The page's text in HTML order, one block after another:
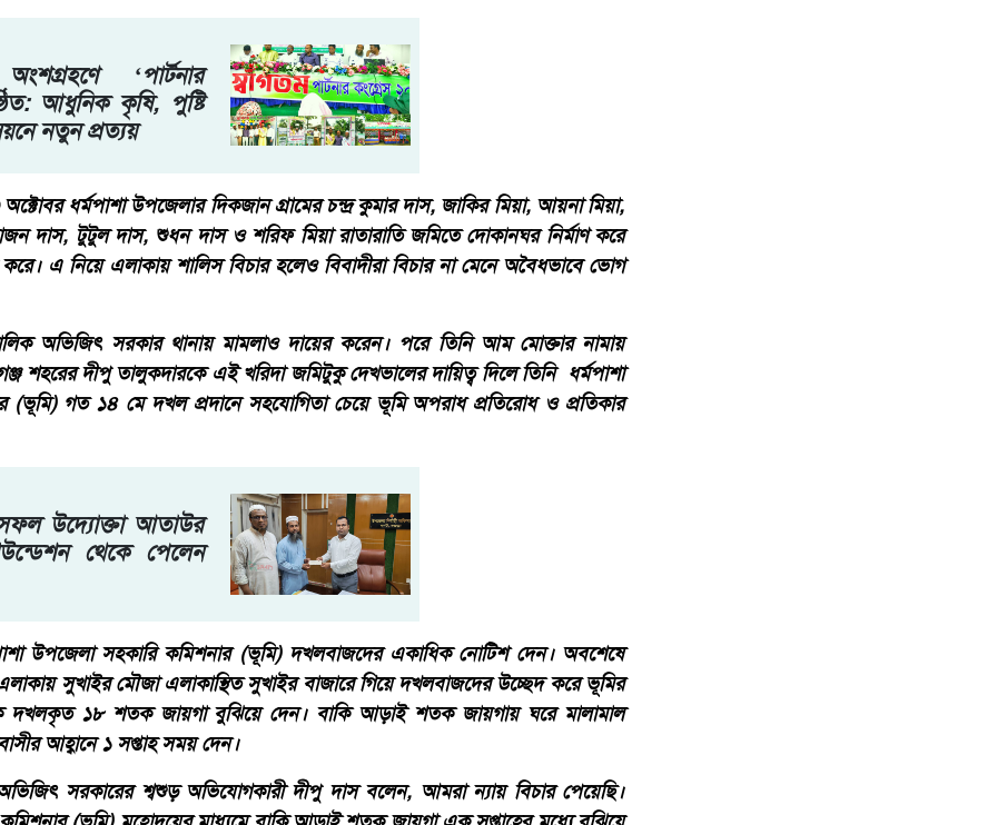
‘পার্টনার
আধুনিক কৃষি, পুষ্টি
নতুন প্রত্যয়
ধর্মপাশা উপজেলার দিকজান গ্রামের চন্দ্র কুমার দাস, জাকির মিয়া, আয়না মিয়া,
দাস, টুটুল দাস, শুধন দাস ও শরিফ মিয়া রাতারাতি জমিতে দোকানঘর নির্মাণ করে
এ নিয়ে এলাকায় শালিস বিচার হলেও বিবাদীরা বিচার না মেনে অবৈধভাবে ভোগ
অভিজিৎ সরকার থানায় মামলাও দায়ের করেন। পরে তিনি আম মোক্তার নামায়
শহরের দীপু তালুকদারকে এই খরিদা জমিটুকু দেখভালের দায়িত্ব দিলে তিনি ধর্মপাশা
(ভূমি) গত ১৪ মে দখল প্রদানে সহযোগিতা চেয়ে ভূমি অপরাধ প্রতিরোধ ও প্রতিকার
সফল উদ্যোক্তা আতাউর
থেকে পেলেন
উপজেলা সহকারি কমিশনার (ভূমি) দখলবাজদের একাধিক নোটিশ দেন। অবশেষে
সুখাইর মৌজা এলাকাস্থিত সুখাইর বাজারে গিয়ে দখলবাজদের উচ্ছেদ করে ভূমির
দখলকৃত ১৮ শতক জায়গা বুঝিয়ে দেন। বাকি আড়াই শতক জায়গায় ঘরে মালামাল
আহ্বানে ১ সপ্তাহ সময় দেন।
সরকারের শ্বশুড় অভিযোগকারী দীপু দাস বলেন, আমরা ন্যায় বিচার পেয়েছি।